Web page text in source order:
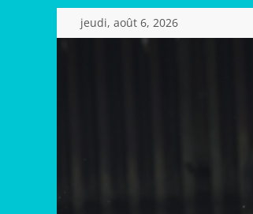
Passer
au
jeudi, août 6, 2026